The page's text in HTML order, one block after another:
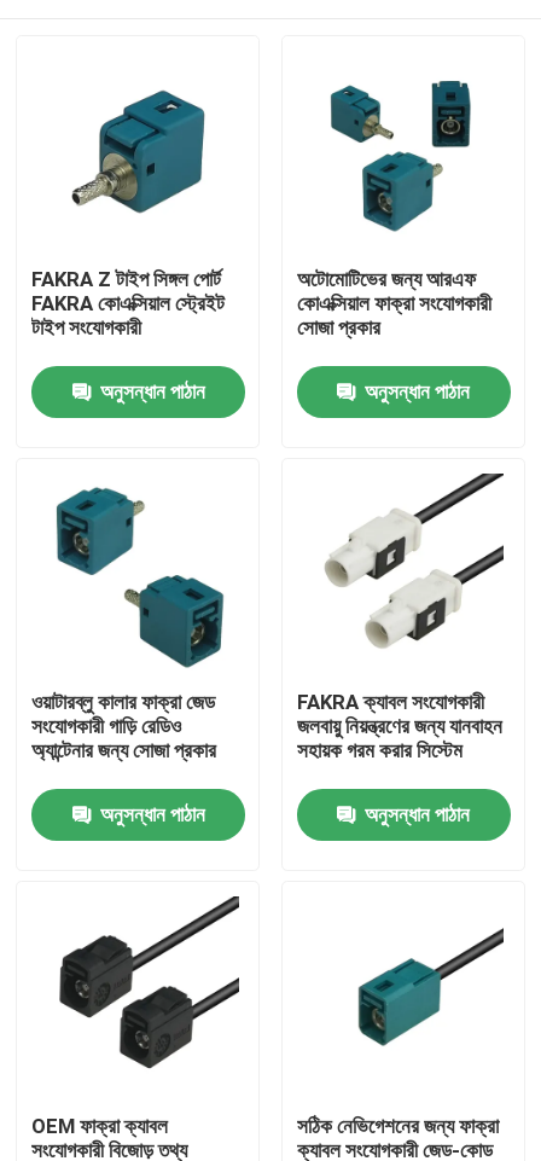
পণ্য
আমাদের সম্পর্কে
কারখানা ভ্রমণ
মান নিয়ন্ত্রণ
উদ্ধৃতির জন্য আবেদন
FAKRA HSD সংযোগকারী
FAKRA PCB সংযোগকারী
FAKRA Z টাইপ সিঙ্গল পোর্ট
FAKRA কোএক্সিয়াল স্ট্রেইট
টাইপ সংযোগকারী
অনুসন্ধান পাঠান
অটোমোটিভের জন্য আরএফ
কোএক্সিয়াল ফাক্রা সংযোগকারী
সোজা প্রকার
অনুসন্ধান পাঠান
ওয়াটারব্লু কালার ফাক্রা জেড
সংযোগকারী গাড়ি রেডিও
অ্যান্টেনার জন্য সোজা প্রকার
অনুসন্ধান পাঠান
FAKRA ক্যাবল সংযোগকারী
জলবায়ু নিয়ন্ত্রণের জন্য যানবাহন
সহায়ক গরম করার সিস্টেম
অনুসন্ধান পাঠান
OEM ফাক্রা ক্যাবল
সংযোগকারী বিজোড় তথ্য
সঠিক নেভিগেশনের জন্য ফাক্রা
ক্যাবল সংযোগকারী জেড-কোড